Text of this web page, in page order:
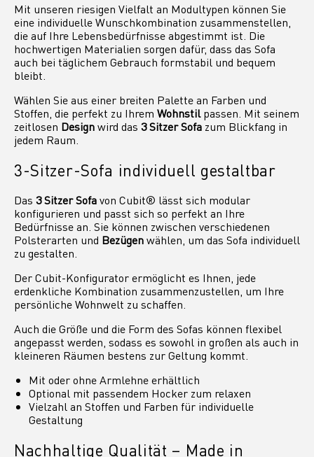
Mit unseren riesigen Vielfalt an Modultypen können Sie
eine individuelle Wunschkombination zusammenstellen,
die auf Ihre Lebensbedürfnisse abgestimmt ist. Die
hochwertigen Materialien sorgen dafür, dass das Sofa
auch bei täglichem Gebrauch formstabil und bequem
bleibt.
Wählen Sie aus einer breiten Palette an Farben und
Stoffen, die perfekt zu Ihrem Wohnstilpassen. Mit seinem
zeitlosen Designwird das 3 Sitzer Sofa zum Blickfang in
jedem Raum.
3-Sitzer-Sofa individuell gestaltbar
Das 3 Sitzer Sofavon Cubit® lässt sich modular
konfigurieren und passt sich so perfekt an Ihre
Bedürfnisse an. Sie können zwischen verschiedenen
Polsterarten und Bezügenwählen, um das Sofa individuell
zu gestalten.
Der Cubit-Konfigurator ermöglicht es Ihnen, jede
erdenkliche Kombination zusammenzustellen, um Ihre
persönliche Wohnwelt zu schaffen.
Auch die Größe und die Form des Sofas können flexibel
angepasst werden, sodass es sowohl in großen als auch in
kleineren Räumen bestens zur Geltung kommt.
Mit oder ohne Armlehne erhältlich
Optional mit passendem Hocker zum relaxen
Vielzahl an Stoffen und Farben für individuelle
Gestaltung
Nachhaltige Qualität – Made in